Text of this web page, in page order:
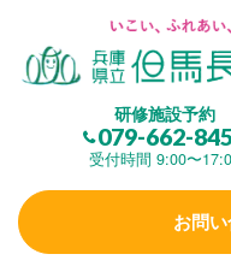
研修施設予約
079-662-
受付時間 9:00〜
お問
但馬長寿の郷とは
(研修施設)
楽しむ